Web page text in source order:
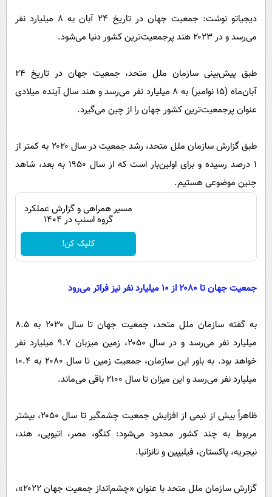
حوادث
محیط زیست
سلامت
بین الملل
حیات وحش
سیاست خارجی
روانشناسی
دانلود
دیجیاتو نوشت: جمعیت جهان در تاریخ ۲۴ آبان به ۸ میلیارد نفر
می‌رسد و در ۲۰۲۳ هند پرجمعیت‌ترین کشور دنیا می‌شود.
طبق پیش‌بینی سازمان ملل متحد، جمعیت جهان در تاریخ ۲۴
آبان‌ماه (۱۵ نوامبر) به ۸ میلیارد نفر می‌رسد و هند سال آینده میلادی
عنوان پرجمعیت‌ترین کشور جهان را از چین می‌گیرد.
طبق گزارش سازمان ملل متحد، رشد جمعیت در سال ۲۰۲۰ به کمتر از
۱ درصد رسیده و برای اولین‌بار است که از سال ۱۹۵۰ به بعد، شاهد
چنین موضوعی هستیم.
مسیر همراهی و گزارش عملکرد
گروه اسنپ در ۱۴۰۴
کلیک کن!
جمعیت جهان تا ۲۰۸۰ از ۱۰ میلیارد نفر نیز فراتر می‌رود
به گفته سازمان ملل متحد، جمعیت جهان تا سال ۲۰۳۰ به ۸.۵
میلیارد نفر می‌رسد و در سال ۲۰۵۰، زمین میزبان ۹.۷ میلیارد نفر
خواهد بود. به باور این سازمان، جمعیت زمین تا سال ۲۰۸۰ به ۱۰.۴
میلیارد نفر می‌رسد و این میزان تا سال ۲۱۰۰ باقی می‌ماند.
ظاهراً بیش از نیمی از افزایش جمعیت چشمگیر تا سال ۲۰۵۰، بیشتر
مربوط به چند کشور محدود می‌شود: کنگو، مصر، اتیوپی، هند،
نیجریه، پاکستان، فیلیپین و تانزانیا.
گزارش سازمان ملل متحد با عنوان «چشم‌انداز جمعیت جهان ۲۰۲۲»،